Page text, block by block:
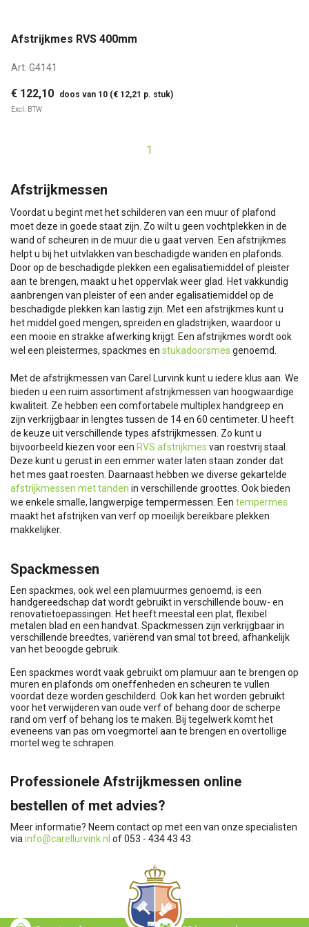
Afstrijkmes RVS 400mm
Art: G4141
€ 122,10 doos van 10 (€ 12,21 p. stuk)
Excl. BTW
1
Afstrijkmessen
Voordat u begint met het schilderen van een muur of plafond
moet deze in goede staat zijn. Zo wilt u geen vochtplekken in de
wand of scheuren in de muur die u gaat verven. Een afstrijkmes
helpt u bij het uitvlakken van beschadigde wanden en plafonds.
Door op de beschadigde plekken een egalisatiemiddel of pleister
aan te brengen, maakt u het oppervlak weer glad. Het vakkundig
aanbrengen van pleister of een ander egalisatiemiddel op de
beschadigde plekken kan lastig zijn. Met een afstrijkmes kunt u
het middel goed mengen, spreiden en gladstrijken, waardoor u
een mooie en strakke afwerking krijgt. Een afstrijkmes wordt ook
wel een pleistermes, spackmes en stukadoorsmes genoemd.
Met de afstrijkmessen van Carel Lurvink kunt u iedere klus aan. We
bieden u een ruim assortiment afstrijkmessen van hoogwaardige
kwaliteit. Ze hebben een comfortabele multiplex handgreep en
zijn verkrijgbaar in lengtes tussen de 14 en 60 centimeter. U heeft
de keuze uit verschillende types afstrijkmessen. Zo kunt u
bijvoorbeeld kiezen voor een RVS afstrijkmes van roestvrij staal.
Deze kunt u gerust in een emmer water laten staan zonder dat
het mes gaat roesten. Daarnaast hebben we diverse gekartelde
afstrijkmessen met tanden in verschillende groottes. Ook bieden
we enkele smalle, langwerpige tempermessen. Een tempermes
maakt het afstrijken van verf op moeilijk bereikbare plekken
makkelijker.
Spackmessen
Een spackmes, ook wel een plamuurmes genoemd, is een
handgereedschap dat wordt gebruikt in verschillende bouw- en
renovatietoepassingen. Het heeft meestal een plat, flexibel
metalen blad en een handvat. Spackmessen zijn verkrijgbaar in
verschillende breedtes, variërend van smal tot breed, afhankelijk
van het beoogde gebruik.
Een spackmes wordt vaak gebruikt om plamuur aan te brengen op
muren en plafonds om oneffenheden en scheuren te vullen
voordat deze worden geschilderd. Ook kan het worden gebruikt
voor het verwijderen van oude verf of behang door de scherpe
rand om verf of behang los te maken. Bij tegelwerk komt het
eveneens van pas om voegmortel aan te brengen en overtollige
mortel weg te schrapen.
Professionele Afstrijkmessen online
bestellen of met advies?
Meer informatie? Neem contact op met een van onze specialisten
viainfo@carellurvink.nl of 053 - 434 43 43.